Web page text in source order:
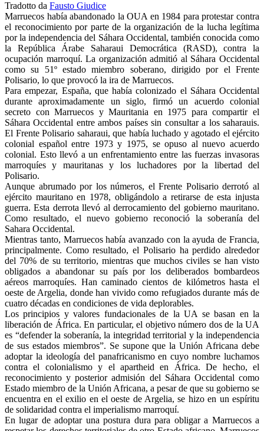
Tradotto da Fausto Giudice
Marruecos había abandonado la OUA en 1984 para protestar contra
el reconocimiento por parte de la organización de la lucha legítima
por la independencia del Sáhara Occidental, también conocida como
la República Árabe Saharaui Democrática (RASD), contra la
ocupación marroquí. La organización admitió al Sáhara Occidental
como su 51º estado miembro soberano, dirigido por el Frente
Polisario, lo que provocó la ira de Marruecos.
Para empezar, España, que había colonizado el Sáhara Occidental
durante aproximadamente un siglo, firmó un acuerdo colonial
secreto con Marruecos y Mauritania en 1975 para compartir el
Sáhara Occidental entre ambos países sin consultar a los saharauis.
El Frente Polisario saharaui, que había luchado y agotado el ejército
colonial español entre 1973 y 1975, se opuso al nuevo acuerdo
colonial. Esto llevó a un enfrentamiento entre las fuerzas invasoras
marroquíes y mauritanas y los luchadores por la libertad del
Polisario.
Aunque abrumado por los números, el Frente Polisario derrotó al
ejército mauritano en 1978, obligándolo a retirarse de esta injusta
guerra. Esta derrota llevó al derrocamiento del gobierno mauritano.
Como resultado, el nuevo gobierno reconoció la soberanía del
Sahara Occidental.
Mientras tanto, Marruecos había avanzado con la ayuda de Francia,
principalmente. Como resultado, el Polisario ha perdido alrededor
del 70% de su territorio, mientras que muchos civiles se han visto
obligados a abandonar su país por los deliberados bombardeos
aéreos marroquíes. Han caminado cientos de kilómetros hasta el
oeste de Argelia, donde han vivido como refugiados durante más de
cuatro décadas en condiciones de vida deplorables.
Los principios y valores fundacionales de la UA se basan en la
liberación de África. En particular, el objetivo número dos de la UA
es “defender la soberanía, la integridad territorial y la independencia
de sus estados miembros”. Se supone que la Unión Africana debe
adoptar la ideología del panafricanismo en cuyo nombre luchamos
contra el colonialismo y el apartheid en África. De hecho, el
reconocimiento y posterior admisión del Sáhara Occidental como
Estado miembro de la Unión Africana, a pesar de que su gobierno se
encuentra en el exilio en el oeste de Argelia, se hizo en un espíritu
de solidaridad contra el imperialismo marroquí.
En lugar de adoptar una postura dura para obligar a Marruecos a